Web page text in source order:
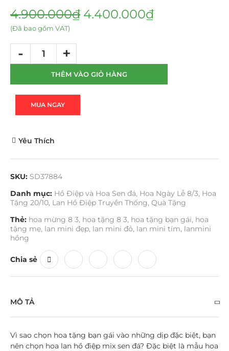
4.900.000₫ 4.400.000₫
(Đã bao gồm VAT)
THÊM VÀO GIỎ HÀNG
MUA NGAY
Yêu Thích
SKU: SD37884
Danh mục: Hồ Điệp và Hoa Sen đá, Hoa Ngày Lễ 8/3, Hoa
Tặng 20/10, Lan Hồ Điệp Truyền Thống, Quà Tặng
Thẻ: hoa mừng 8 3, hoa tặng 8 3, hoa tặng bạn gái, hoa
tặng mẹ, lan mini đẹp, lan mini đỏ, lan mini tím, lanmini
hồng
Chia sẻ
MÔ TẢ
Vì sao chọn hoa tặng bạn gái vào những dịp đặc biệt, bạn
nên chọn hoa lan hồ điệp mix sen đá? Đặc biệt là mẫu hoa